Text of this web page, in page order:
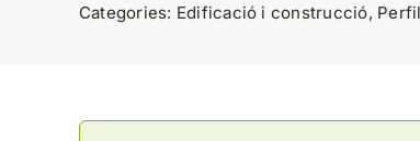
Categories: Edificació i construcció,